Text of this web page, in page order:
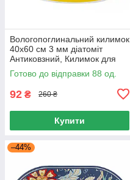
Вологопоглинальний килимок
40х60 см 3 мм діатоміт
Антиковзний, Килимок для
ванної 40х60 Різні кольори
Готово до відправки 88 од.
92 ₴ 260 ₴
Купити
–44%